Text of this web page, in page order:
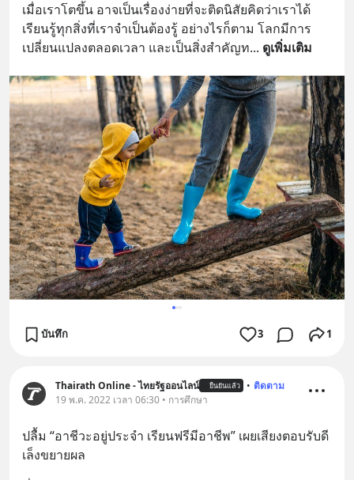
เมื่อเราโตขึ้น อาจเป็นเรื่องง่ายที่จะติดนิสัยคิดว่าเราได้
เรียนรู้ทุกสิ่งที่เราจำเป็นต้องรู้ อย่างไรก็ตาม โลกมีการ
เปลี่ยนแปลงตลอดเวลา และเป็นสิ่งสำคัญท... ดูเพิ่มเติม
บันทึก 3 1
Thairath Online - ไทยรัฐออนไลน์ ยืนยันแล้ว • ติดตาม
19 พ.ค. 2022 เวลา 06:30 • การศึกษา
ปลื้ม “อาชีวะอยู่ประจำ เรียนฟรีมีอาชีพ” เผยเสียงตอบรับดี
เล็งขยายผล